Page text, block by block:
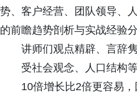
势、客户经营、团队领导、
的前瞻趋势剖析与实战经验
讲师们观点精辟、言辞隽
受社会观念、人口结构等
10倍增长比2倍更容易，